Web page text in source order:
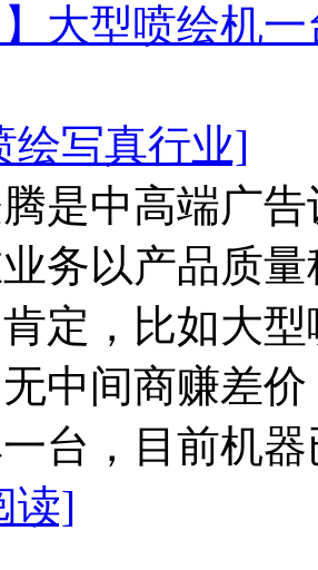
】大型喷绘机
绘写真行业]
是中高端广
务以产品质
定，比如大
中间商赚差
台，目前机
读]